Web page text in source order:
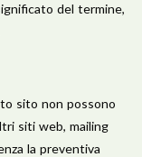
del termine,
sito non possono
siti web, mailing
la preventiva